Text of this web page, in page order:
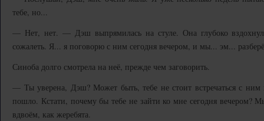
тебе, но...
— Нет, нет. — Дэш выпрямилась на стуле. Она глубоко
сожалеть. Я... я поговорю с ним сегодня вечером, и мы... эм...
Синоба долго смотрела на неё, прежде чем заговорить.
— Ты уверена, Дэш? Может быть, тебе не стоит встречаться с
пошло. Кстати, почему бы тебе не зайти ко мне сегодня вечером?
вдвоём, как жеребята.